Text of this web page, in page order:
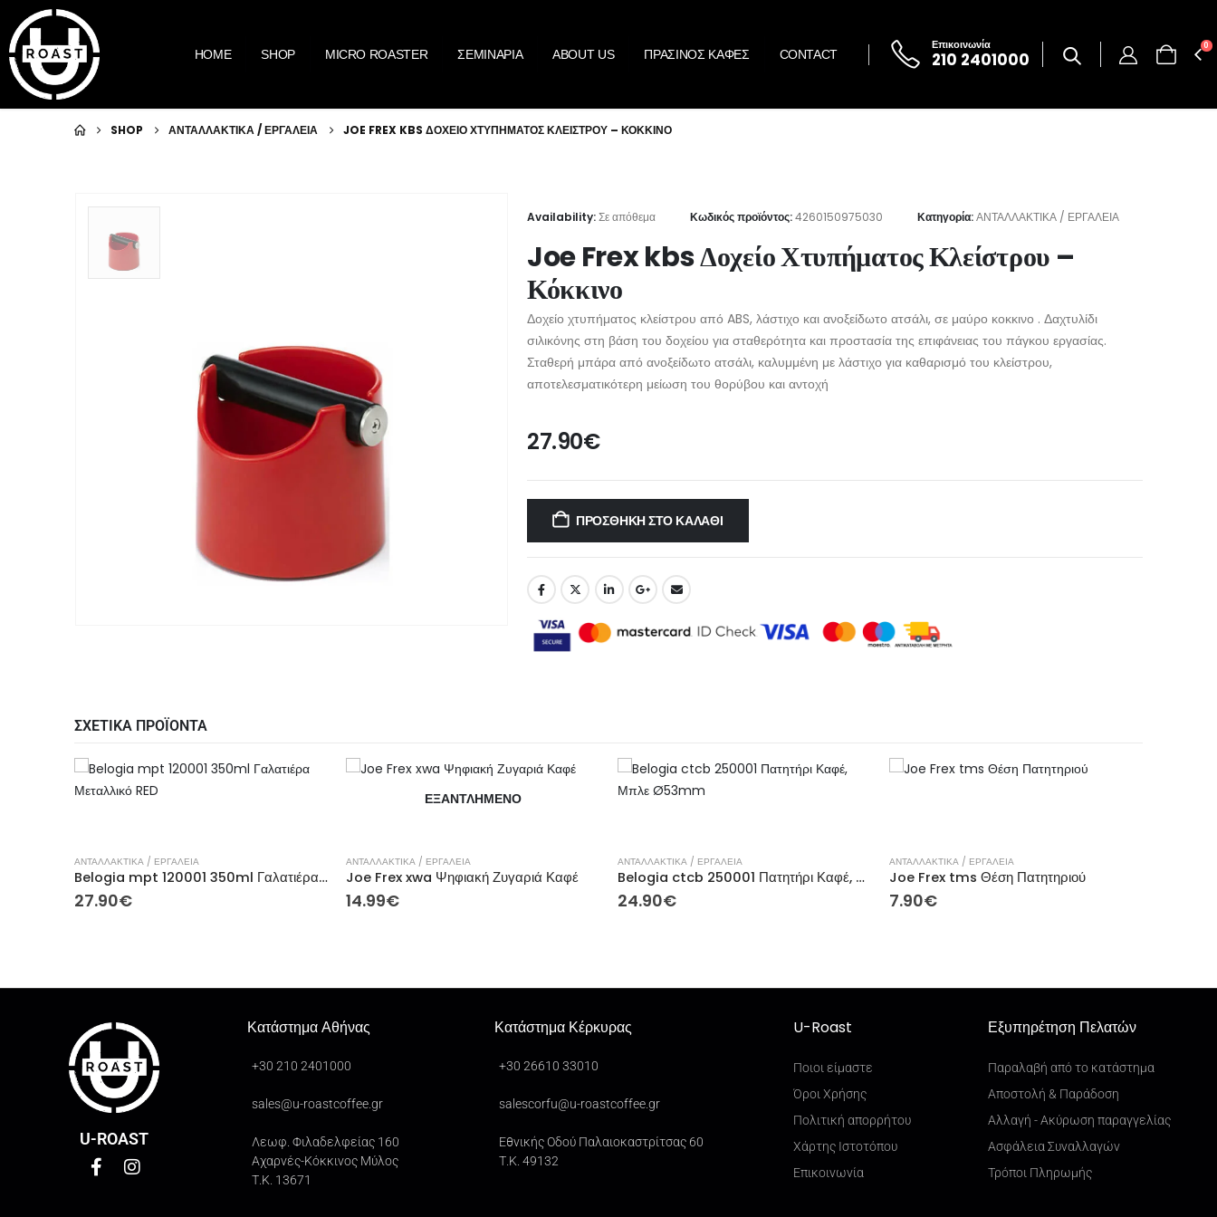
HOME SHOP MICRO ROASTER ΣΕΜΙΝΑΡΙΑ ABOUT US ΠΡΑΣΙΝΟΣ ΚΑΦΕΣ CONTACT
Επικοινωνία
210 2401000
0
SHOP ΑΝΤΑΛΛΑΚΤΙΚΑ / ΕΡΓΑΛΕΙΑ JOE FREX KBS ΔΟΧΕΊΟ ΧΤΥΠΉΜΑΤΟΣ ΚΛΕΊΣΤΡΟΥ – ΚΌΚΚΙΝΟ
Availability:Σε απόθεμα Κωδικός προϊόντος:4260150975030 Κατηγορία:ΑΝΤΑΛΛΑΚΤΙΚΑ / ΕΡΓΑΛΕΙΑ
Joe Frex kbs Δοχείο Χτυπήματος Κλείστρου –
Κόκκινο
Δοχείο χτυπήματος κλείστρου από ABS, λάστιχο και ανοξείδωτο ατσάλι, σε μαύρο κοκκινο . Δαχτυλίδι
σιλικόνης στη βάση του δοχείου για σταθερότητα και προστασία της επιφάνειας του πάγκου εργασίας.
Σταθερή μπάρα από ανοξείδωτο ατσάλι, καλυμμένη με λάστιχο για καθαρισμό του κλείστρου,
αποτελεσματικότερη μείωση του θορύβου και αντοχή
27.90€
ΠΡΟΣΘΉΚΗ ΣΤΟ ΚΑΛΆΘΙ
ΣΧΕΤΙΚΑ ΠΡΟΪΟΝΤΑ
ΑΝΤΑΛΛΑΚΤΙΚΑ / ΕΡΓΑΛΕΙΑ
Belogia mpt 120001 350ml Γαλατιέρα Μεταλλικό RED
27.90€
ΕΞΑΝΤΛΗΜΈΝΟ
ΑΝΤΑΛΛΑΚΤΙΚΑ / ΕΡΓΑΛΕΙΑ
Joe Frex xwa Ψηφιακή Ζυγαριά Καφέ
14.99€
ΑΝΤΑΛΛΑΚΤΙΚΑ / ΕΡΓΑΛΕΙΑ
Belogia ctcb 250001 Πατητήρι Καφέ, Μπλε Ø53mm
24.90€
ΑΝΤΑΛΛΑΚΤΙΚΑ / ΕΡΓΑΛΕΙΑ
Joe Frex tms Θέση Πατητηριού
7.90€
U-ROAST
Κατάστημα Αθήνας
+30 210 2401000
sales@u-roastcoffee.gr
Λεωφ. Φιλαδελφείας 160
Αχαρνές-Κόκκινος Μύλος
Τ.Κ. 13671
Κατάστημα Κέρκυρας
+30 26610 33010
salescorfu@u-roastcoffee.gr
Εθνικής Οδού Παλαιοκαστρίτσας 60
Τ.Κ. 49132
U-Roast
Ποιοι είμαστε
Όροι Χρήσης
Πολιτική απορρήτου
Χάρτης Ιστοτόπου
Επικοινωνία
Εξυπηρέτηση Πελατών
Παραλαβή από το κατάστημα
Αποστολή & Παράδοση
Αλλαγή - Ακύρωση παραγγελίας
Ασφάλεια Συναλλαγών
Τρόποι Πληρωμής